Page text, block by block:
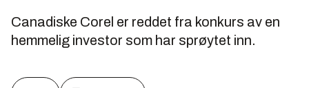
Canadiske Corel er reddet fra konkurs av en
hemmelig investor som har sprøytet inn.